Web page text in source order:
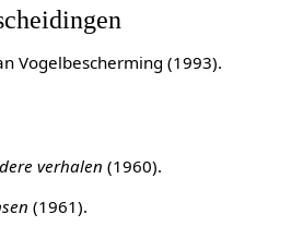
Vogelbescherming (1993).
verhalen (1960).
(1961).